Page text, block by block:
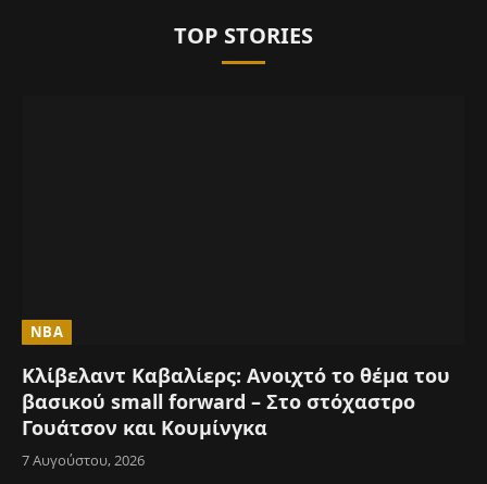
TOP STORIES
NBA
Κλίβελαντ Καβαλίερς: Ανοιχτό το θέμα του
βασικού small forward – Στο στόχαστρο
Γουάτσον και Κουμίνγκα
7 Αυγούστου, 2026